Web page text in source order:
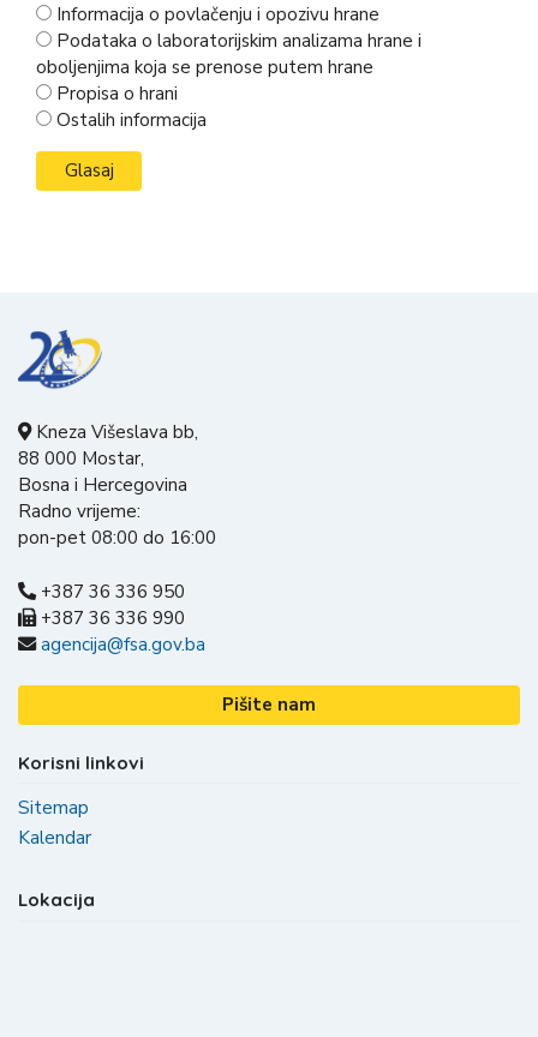
Informacija o povlačenju i opozivu hrane
Podataka o laboratorijskim analizama hrane i
oboljenjima koja se prenose putem hrane
Propisa o hrani
Ostalih informacija
Kneza Višeslava bb,
88 000 Mostar,
Bosna i Hercegovina
Radno vrijeme:
pon-pet 08:00 do 16:00
+387 36 336 950
+387 36 336 990
agencija@fsa.gov.ba
Pišite nam
Korisni linkovi
Sitemap
Kalendar
Lokacija